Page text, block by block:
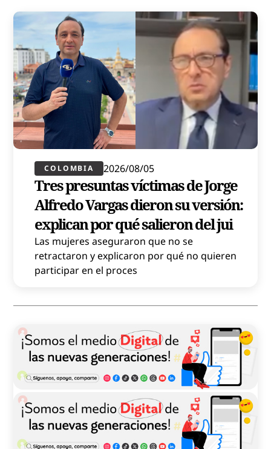
COLOMBIA 2026/08/05
Tres presuntas víctimas de Jorge
Alfredo Vargas dieron su versión:
explican por qué salieron del jui
Las mujeres aseguraron que no se
retractaron y explicaron por qué no quieren
participar en el proces